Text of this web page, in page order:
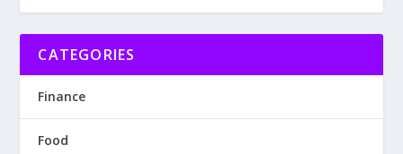
CATEGORIES
Finance
Food